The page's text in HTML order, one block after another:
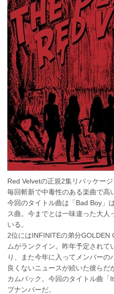
Red Velvetの正規2集リパッケー
毎回斬新で中毒性のある楽曲で高
今回のタイトル曲は「Bad Boy」
ス曲。今までとは一味違った大人
いる。
2位にはINFINITEの弟分GOLDEN
ムがランクイン。昨年予定されて
り、また今年に入ってメンバー
良くないニュースが続いた彼ら
カムバック。今回のタイトル曲「
プナンバーだ。